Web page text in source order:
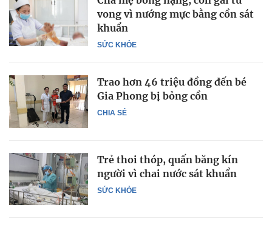
SỨC KHỎE
vong vì nướng mực bằng cồn sát
khuẩn
CHIA SẺ
Trao hơn 46 triệu đồng đến bé
Gia Phong bị bỏng cồn
SỨC KHỎE
Trẻ thoi thóp, quấn băng kín
người vì chai nước sát khuẩn